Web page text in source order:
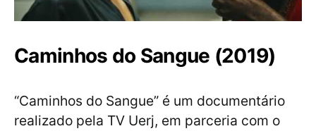
Caminhos do Sangue (2019)
“Caminhos do Sangue” é um documentário
realizado pela TV Uerj, em parceria com o